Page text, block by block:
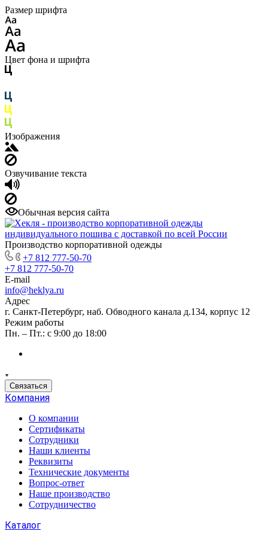
Размер шрифта
Цвет фона и шрифта
Изображения
Озвучивание текста
Обычная версия сайта
Производство корпоративной одежды
+7 812 777-50-70
+7 812 777-50-70
E-mail
info@heklya.ru
Адрес
г. Санкт-Петербург, наб. Обводного канала д.134, корпус 12
Режим работы
Пн. – Пт.: с 9:00 до 18:00
Связаться
Компания
О компании
Сертификаты
Сотрудники
Наши клиенты
Реквизиты
Технические документы
Вопрос-ответ
Наше производство
Сотрудничество
Каталог